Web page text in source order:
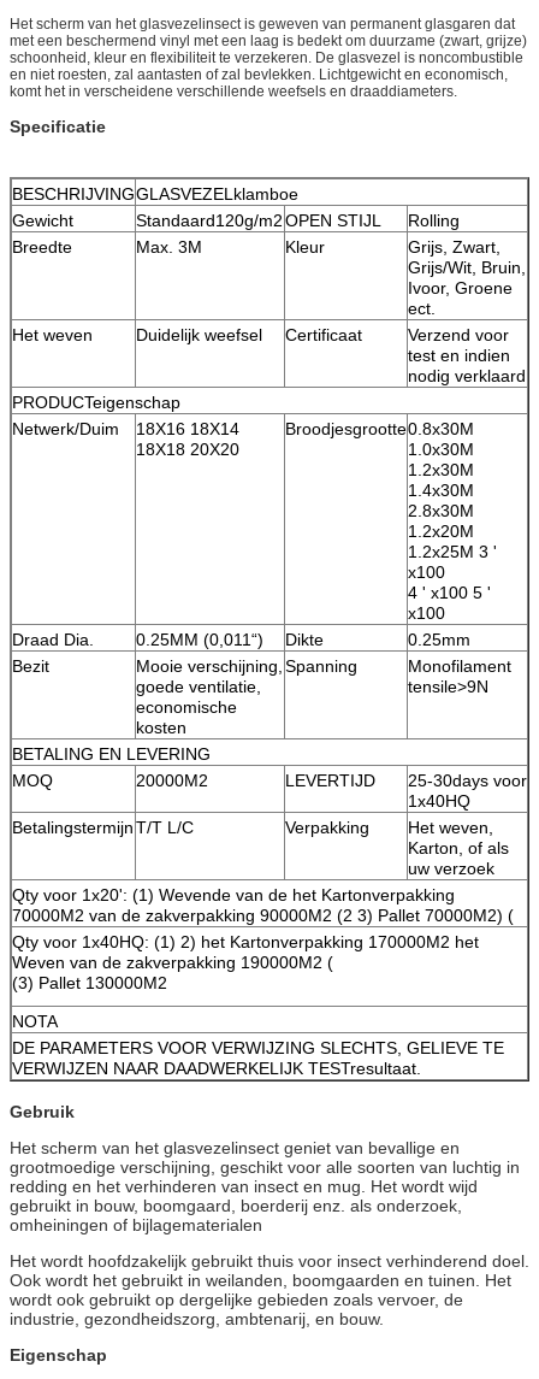
Het scherm van het glasvezelinsect is geweven van permanent glasgaren dat
met een beschermend vinyl met een laag is bedekt om duurzame (zwart, grijze)
schoonheid, kleur en flexibiliteit te verzekeren. De glasvezel is noncombustible
en niet roesten, zal aantasten of zal bevlekken. Lichtgewicht en economisch,
komt het in verscheidene verschillende weefsels en draaddiameters.
Specificatie
BESCHRIJVINGGLASVEZELklamboe
Gewicht
Standaard120g/m2OPEN STIJL
Rolling
Breedte
Max. 3M Kleur
Grijs, Zwart,
Grijs/Wit, Bruin,
Ivoor, Groene
ect.
Het weven
Duidelijk weefsel Certificaat
Verzend voor
test en indien
nodig verklaard
PRODUCTeigenschap
Netwerk/Duim
18X16 18X14
18X18 20X20
Broodjesgrootte0.8x30M
1.0x30M
1.2x30M
1.4x30M
2.8x30M
1.2x20M
1.2x25M 3 '
x100
4 ' x100 5 '
x100
Draad Dia.
0.25MM (0,011“) Dikte
0.25mm
Bezit
Mooie verschijning,
goede ventilatie,
economische
kosten
Spanning
Monofilament
tensile>9N
BETALING EN LEVERING
MOQ
20000M2 LEVERTIJD
25-30days voor
1x40HQ
BetalingstermijnT/T L/C Verpakking
Het weven,
Karton, of als
uw verzoek
Qty voor 1x20': (1) Wevende van de het Kartonverpakking
70000M2 van de zakverpakking 90000M2 (2 3) Pallet 70000M2) (
Qty voor 1x40HQ: (1) 2) het Kartonverpakking 170000M2 het
Weven van de zakverpakking 190000M2 (
(3) Pallet 130000M2
NOTA
DE PARAMETERS VOOR VERWIJZING SLECHTS, GELIEVE TE
VERWIJZEN NAAR DAADWERKELIJK TESTresultaat.
Gebruik
Het scherm van het glasvezelinsect geniet van bevallige en
grootmoedige verschijning, geschikt voor alle soorten van luchtig in
redding en het verhinderen van insect en mug. Het wordt wijd
gebruikt in bouw, boomgaard, boerderij enz. als onderzoek,
omheiningen of bijlagematerialen
Het wordt hoofdzakelijk gebruikt thuis voor insect verhinderend doel.
Ook wordt het gebruikt in weilanden, boomgaarden en tuinen. Het
wordt ook gebruikt op dergelijke gebieden zoals vervoer, de
industrie, gezondheidszorg, ambtenarij, en bouw.
Eigenschap